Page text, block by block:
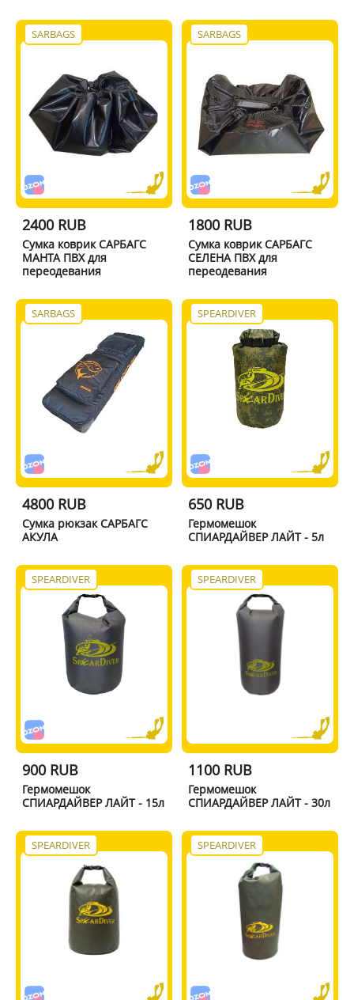
SARBAGS
2400 RUB
Сумка коврик САРБАГС
МАНТА ПВХ для
переодевания
SARBAGS
1800 RUB
Сумка коврик САРБАГС
СЕЛЕНА ПВХ для
переодевания
SARBAGS
4800 RUB
Сумка рюкзак САРБАГС
АКУЛА
SPEARDIVER
650 RUB
Гермомешок
СПИАРДАЙВЕР ЛАЙТ - 5л
SPEARDIVER
900 RUB
Гермомешок
СПИАРДАЙВЕР ЛАЙТ - 15л
SPEARDIVER
1100 RUB
Гермомешок
СПИАРДАЙВЕР ЛАЙТ - 30л
SPEARDIVER SPEARDIVER